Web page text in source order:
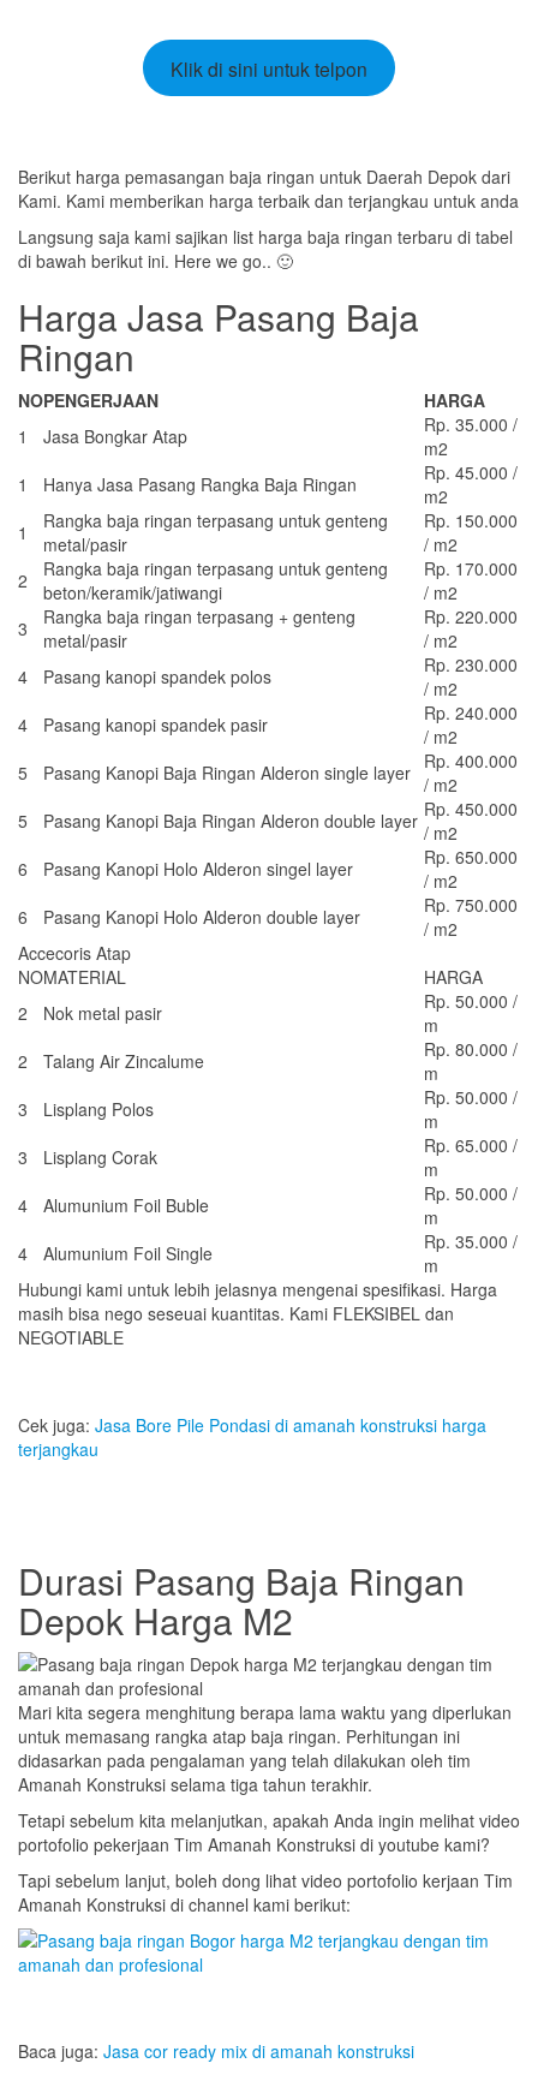
Klik di sini untuk telpon
Berikut harga pemasangan baja ringan untuk Daerah Depok dari
Kami. Kami memberikan harga terbaik dan terjangkau untuk anda
Langsung saja kami sajikan list harga baja ringan terbaru di tabel
di bawah berikut ini. Here we go.. 🙂
Harga Jasa Pasang Baja
Ringan
NOPENGERJAAN
HARGA
1
Jasa Bongkar Atap
Rp. 35.000 /
m2
1
Hanya Jasa Pasang Rangka Baja Ringan
Rp. 45.000 /
m2
1
Rangka baja ringan terpasang untuk genteng
metal/pasir
Rp. 150.000
/ m2
2
Rangka baja ringan terpasang untuk genteng
beton/keramik/jatiwangi
Rp. 170.000
/ m2
3
Rangka baja ringan terpasang + genteng
metal/pasir
Rp. 220.000
/ m2
4
Pasang kanopi spandek polos
Rp. 230.000
/ m2
4
Pasang kanopi spandek pasir
Rp. 240.000
/ m2
5
Pasang Kanopi Baja Ringan Alderon single layer Rp. 400.000
/ m2
5
Pasang Kanopi Baja Ringan Alderon double layer Rp. 450.000
/ m2
6
Pasang Kanopi Holo Alderon singel layer
Rp. 650.000
/ m2
6
Pasang Kanopi Holo Alderon double layer
Rp. 750.000
/ m2
Accecoris Atap
NOMATERIAL
HARGA
2
Nok metal pasir
Rp. 50.000 /
m
2
Talang Air Zincalume
Rp. 80.000 /
m
3
Lisplang Polos
Rp. 50.000 /
m
3
Lisplang Corak
Rp. 65.000 /
m
4
Alumunium Foil Buble
Rp. 50.000 /
m
4
Alumunium Foil Single
Rp. 35.000 /
m
Hubungi kami untuk lebih jelasnya mengenai spesifikasi. Harga
masih bisa nego seseuai kuantitas. Kami FLEKSIBEL dan
NEGOTIABLE
Cek juga: Jasa Bore Pile Pondasi di amanah konstruksi harga
terjangkau
Durasi Pasang Baja Ringan
Depok Harga M2
Mari kita segera menghitung berapa lama waktu yang diperlukan
untuk memasang rangka atap baja ringan. Perhitungan ini
didasarkan pada pengalaman yang telah dilakukan oleh tim
Amanah Konstruksi selama tiga tahun terakhir.
Tetapi sebelum kita melanjutkan, apakah Anda ingin melihat video
portofolio pekerjaan Tim Amanah Konstruksi di youtube kami?
Tapi sebelum lanjut, boleh dong lihat video portofolio kerjaan Tim
Amanah Konstruksi di channel kami berikut:
Baca juga: Jasa cor ready mix di amanah konstruksi